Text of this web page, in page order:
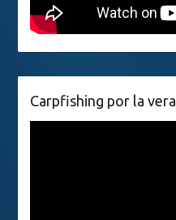
Carpfishing por la vera